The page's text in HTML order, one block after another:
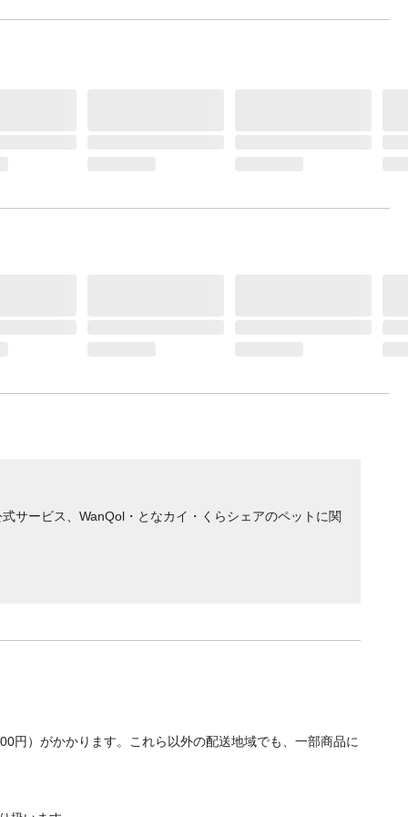
サービス、WanQol・となカイ・くらシェアのペットに関
円）がかかります。これら以外の配送地域でも、一部商品に